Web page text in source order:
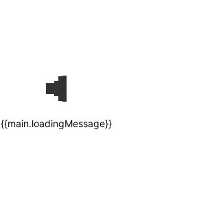
{{main.loadingMessage}}